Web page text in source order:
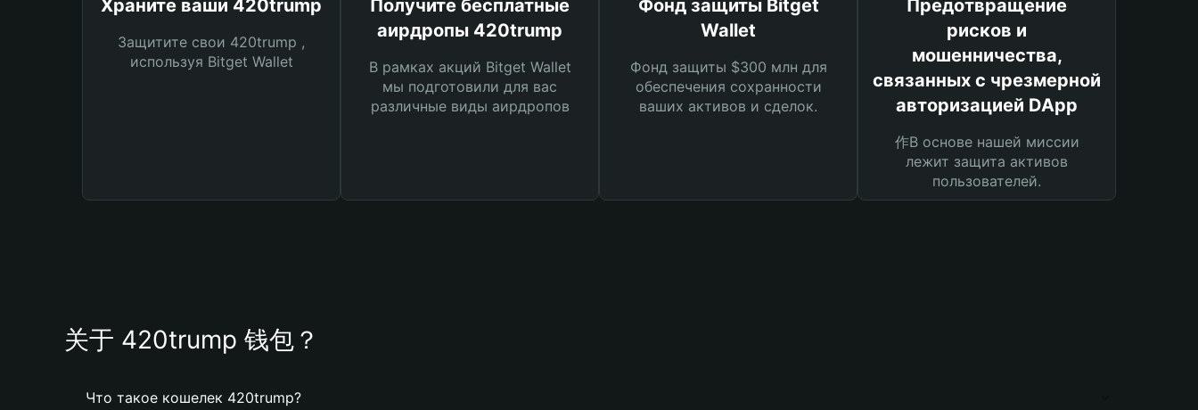
Храните ваши 420trump
Защитите свои 420trump ,
используя Bitget Wallet
Получите бесплатные
аирдропы 420trump
В рамках акций Bitget Wallet
мы подготовили для вас
различные виды аирдропов
Фонд защиты Bitget
Wallet
Фонд защиты $300 млн для
обеспечения сохранности
ваших активов и сделок.
Предотвращение
рисков и
мошенничества,
связанных с чрезмерной
авторизацией DApp
作В основе нашей миссии
лежит защита активов
пользователей.
关于 420trump 钱包？
Что такое кошелек 420trump?